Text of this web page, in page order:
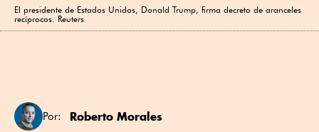
El presidente de Estados Unidos, Donald Trump, firma decreto de aranceles
recíprocos. Reuters
Por: Roberto Morales